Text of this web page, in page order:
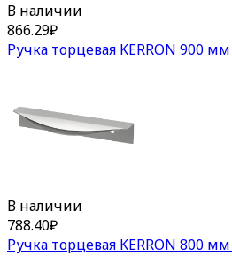
В наличии
866.29₽
Ручка торцевая KERRON 900
В наличии
788.40₽
Ручка торцевая KERRON 800